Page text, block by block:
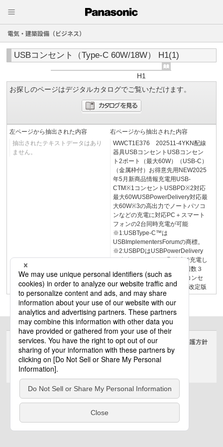
電気・建築設備（ビジネス）
USBコンセント（Type-C 60W/18W） H1(1)
H1
お探しのページはデジタルカタログでご覧いただけます。
左ページから抽出された内容
抽出されたテキストデータはあり
ません。
右ページから抽出された内容
WWCT1E376 202511-4YKN配線
器具USBコンセントUSBコンセン
ト2ポート（最大60W）（USB-C）
（金属枠付）お得意先用NEW2025
年5月新商品情報充電用USB-
CTM※1コンセントUSBPD※2対応
最大60WUSBPowerDelivery対応最
大60W※3の高出力でノートパソコ
ンなどの充電に対応PC＋スマート
フォンの2台同時充電が可能
※1:USBType-C™は
USBImplementersForumの商標。
※2:USBPDはUSBPowerDelivery
の略称。※3:ポート①単独で充電し
た場合。充電用充電用挿抜回数３
万回！耐久性に優れたUSBコンセ
ント2025.112026年1月価格改定版
サイトのご利用にあたって クッキーポリシー 個人情報保護方針
電気・建築設備（ビジネス）